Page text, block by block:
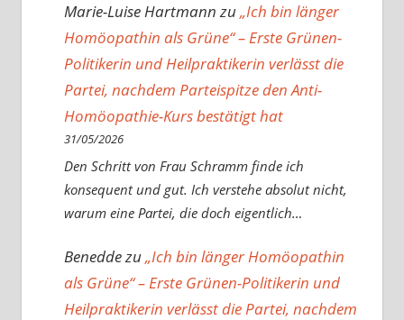
Marie-Luise Hartmannzu„Ich bin länger
Homöopathin als Grüne“ – Erste Grünen-
Politikerin und Heilpraktikerin verlässt die
Partei, nachdem Parteispitze den Anti-
Homöopathie-Kurs bestätigt hat
31/05/2026
Den Schritt von Frau Schramm finde ich
konsequent und gut. Ich verstehe absolut nicht,
warum eine Partei, die doch eigentlich…
Beneddezu„Ich bin länger Homöopathin
als Grüne“ – Erste Grünen-Politikerin und
Heilpraktikerin verlässt die Partei, nachdem